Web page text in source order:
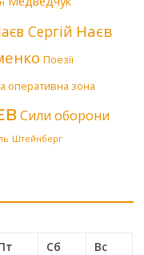
Сергій Наєв
Поезії
оперативна зона
Сили оборони
Штейнберг
Сб
Вс